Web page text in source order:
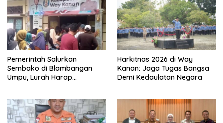
Pemerintah Salurkan
Sembako di Blambangan
Umpu, Lurah Harap
Harkitnas 2026 di Way
Kanan: Jaga Tugas Bangsa
Demi Kedaulatan Negara